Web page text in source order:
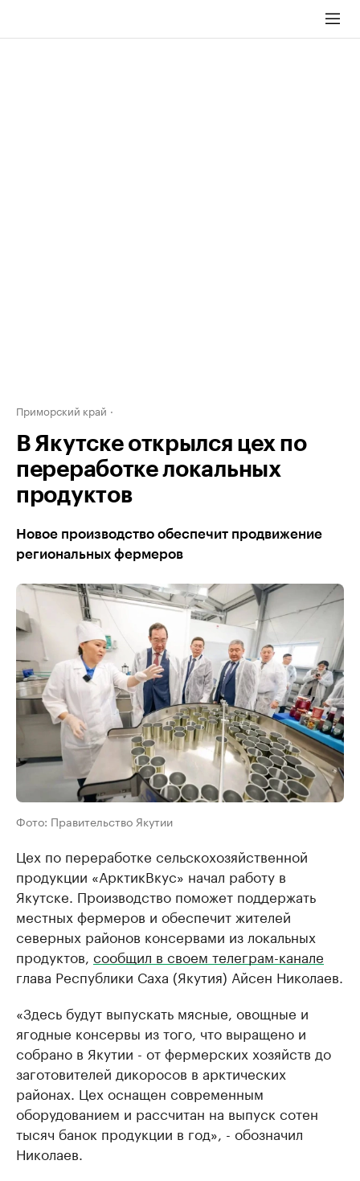
Приморский край
В Якутске открылся цех по
переработке локальных
продуктов
Новое производство обеспечит продвижение
региональных фермеров
Фото: Правительство Якутии
Цех по переработке сельскохозяйственной
продукции «АрктикВкус» начал работу в
Якутске. Производство поможет поддержать
местных фермеров и обеспечит жителей
северных районов консервами из локальных
продуктов, сообщил в своем телеграм-канале
глава Республики Саха (Якутия) Айсен Николаев.
«Здесь будут выпускать мясные, овощные и
ягодные консервы из того, что выращено и
собрано в Якутии - от фермерских хозяйств до
заготовителей дикоросов в арктических
районах. Цех оснащен современным
оборудованием и рассчитан на выпуск сотен
тысяч банок продукции в год», - обозначил
Николаев.